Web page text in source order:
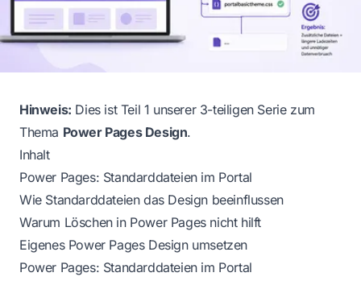
Hinweis: Dies ist Teil 1 unserer 3-teiligen Serie zum
Thema Power Pages Design.
Inhalt
Power Pages: Standarddateien im Portal
Wie Standarddateien das Design beeinflussen
Warum Löschen in Power Pages nicht hilft
Eigenes Power Pages Design umsetzen
Power Pages: Standarddateien im Portal